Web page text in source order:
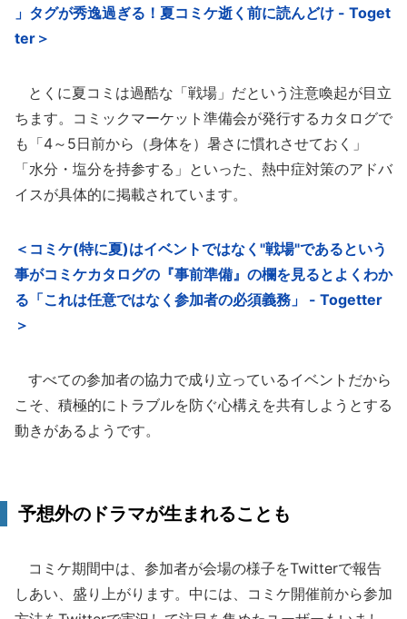
」タグが秀逸過ぎる！夏コミケ逝く前に読んどけ - Toget
ter＞
とくに夏コミは過酷な「戦場」だという注意喚起が目立
ちます。コミックマーケット準備会が発行するカタログで
も「4～5日前から（身体を）暑さに慣れさせておく」
「水分・塩分を持参する」といった、熱中症対策のアドバ
イスが具体的に掲載されています。
＜コミケ(特に夏)はイベントではなく"戦場"であるという
事がコミケカタログの『事前準備』の欄を見るとよくわか
る「これは任意ではなく参加者の必須義務」 - Togetter
＞
すべての参加者の協力で成り立っているイベントだから
こそ、積極的にトラブルを防ぐ心構えを共有しようとする
動きがあるようです。
予想外のドラマが生まれることも
コミケ期間中は、参加者が会場の様子をTwitterで報告
しあい、盛り上がります。中には、コミケ開催前から参加